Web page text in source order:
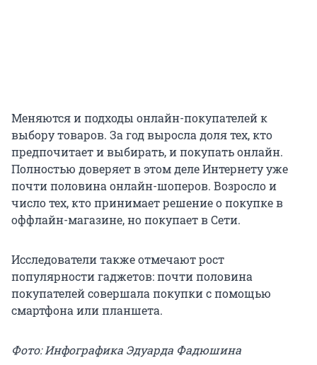
Меняются и подходы онлайн-покупателей к
выбору товаров. За год выросла доля тех, кто
предпочитает и выбирать, и покупать онлайн.
Полностью доверяет в этом деле Интернету уже
почти половина онлайн-шоперов. Возросло и
число тех, кто принимает решение о покупке в
оффлайн-магазине, но покупает в Сети.
Исследователи также отмечают рост
популярности гаджетов: почти половина
покупателей совершала покупки с помощью
смартфона или планшета.
Фото: Инфографика Эдуарда Фадюшина